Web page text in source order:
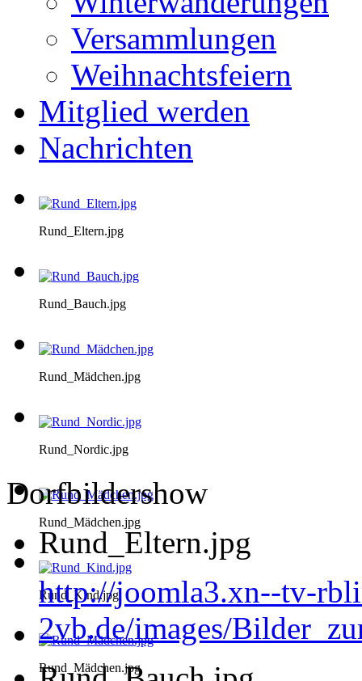
Versammlungen
Weihnachtsfeiern
Mitglied werden
Nachrichten
Rund_Eltern.jpg
Rund_Bauch.jpg
Rund_Mädchen.jpg
Rund_Nordic.jpg
Rund_Mädchen.jpg
Rund_Kind.jpg
Rund_Mädchen.jpg
Dorfbildershow
Rund_Eltern.jpg
http://joomla3.xn--tv-
2vb.de/images/